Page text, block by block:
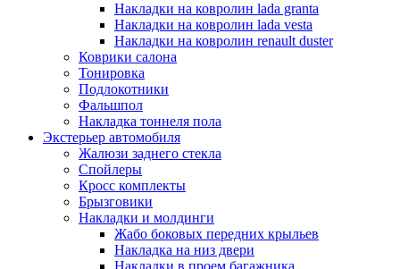
Накладки на ковролин lada granta
Накладки на ковролин lada vesta
Накладки на ковролин renault duster
Коврики салона
Тонировка
Подлокотники
Фальшпол
Накладка тоннеля пола
Экстерьер автомобиля
Жалюзи заднего стекла
Спойлеры
Кросс комплекты
Брызговики
Накладки и молдинги
Жабо боковых передних крыльев
Накладка на низ двери
Накладки в проем багажника